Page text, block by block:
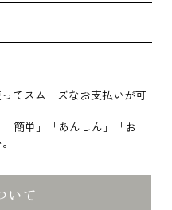
てスムーズなお支払いが可
簡単」「あんしん」「お
いて